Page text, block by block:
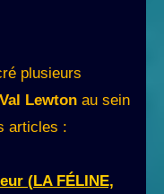
plusieurs
Val Lewton au sein
articles :
(LA FÉLINE,